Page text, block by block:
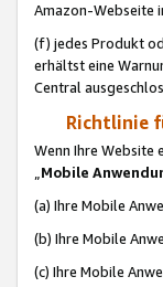
Amazon-Webseite
(f) jedes Produkt
erhältst eine
Central
Richtlinie
Wenn Ihre
„Mobile
(a) Ihre Mobile
(b) Ihre Mobile
(c) Ihre Mobile